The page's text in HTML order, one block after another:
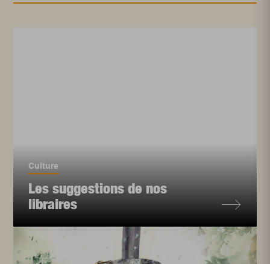
Culture
Les suggestions de nos
libraires